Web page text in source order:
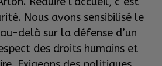
Nous avons sensibilisé le
delà sur la défense d’un
des droits humains et